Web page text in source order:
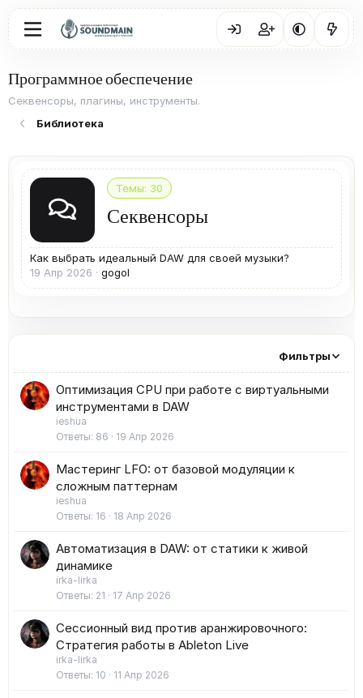
Программное обеспечение
Секвенсоры, плагины, инструменты.
Библиотека
Темы 30
Секвенсоры
Как выбрать идеальный DAW для своей музыки?
19 Апр 2026
gogol
Фильтры
Оптимизация CPU при работе с виртуальными
инструментами в DAW
ieshua
Ответы 86 19 Апр 2026
Мастеринг LFO: от базовой модуляции к
сложным паттернам
ieshua
Ответы 16 18 Апр 2026
Автоматизация в DAW: от статики к живой
динамике
irka-lirka
Ответы 21 17 Апр 2026
Сессионный вид против аранжировочного:
Стратегия работы в Ableton Live
irka-lirka
Ответы 10 11 Апр 2026